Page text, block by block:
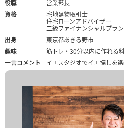
役職
営業部長
資格
宅地建物取引士
住宅ローンアドバイザー
二級ファイナンシャルプラ
出身
東京都あきる野市
趣味
筋トレ・30分以内に作れる
一言コメント
イエスタジオでイエ探しを楽